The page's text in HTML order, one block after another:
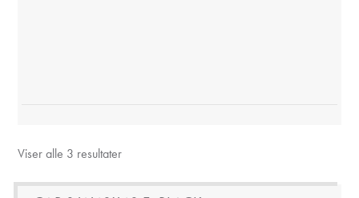
Viser alle 3 resultater